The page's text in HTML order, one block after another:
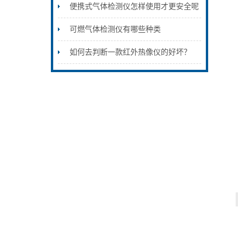
便携式气体检测仪怎样使用才更安全呢
可燃气体检测仪有哪些种类
如何去判断一款红外热像仪的好坏？